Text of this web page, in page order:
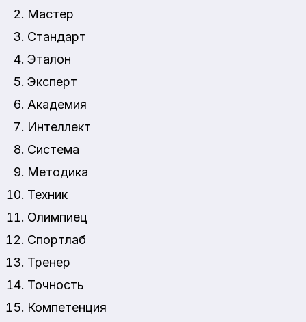
Мастер
Стандарт
Эталон
Эксперт
Академия
Интеллект
Система
Методика
Техник
Олимпиец
Спортлаб
Тренер
Точность
Компетенция